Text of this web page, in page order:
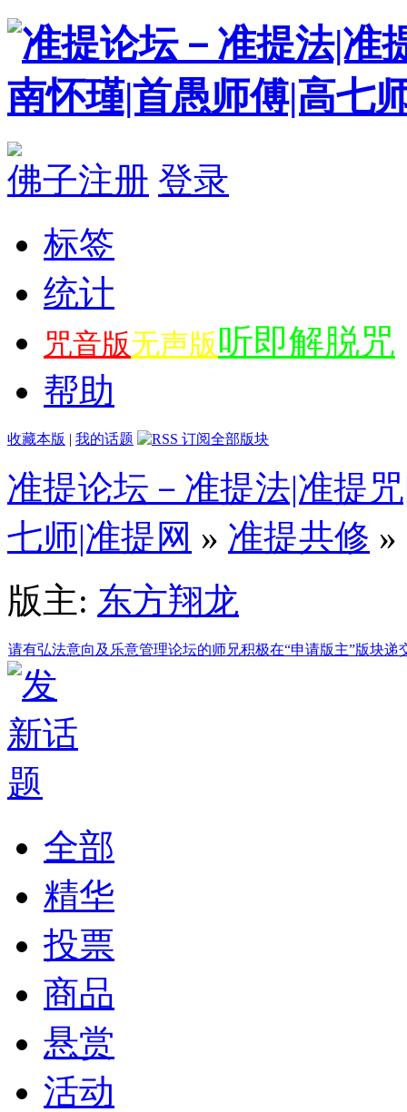
佛子注册 登录
标签
统计
咒音版无声版听即解脱咒
帮助
收藏本版 | 我的话题
准提论坛－准提法|准提
七师|准提网 » 准提共修 »
版主: 东方翔龙
请有弘法意向及乐意管理论坛的师兄积极在“申请版主”版块递
全部
精华
投票
商品
悬赏
活动